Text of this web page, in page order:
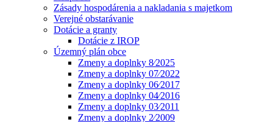
Zásady hospodárenia a nakladania s majetkom
Verejné obstarávanie
Dotácie a granty
Dotácie z IROP
Územný plán obce
Zmeny a doplnky 8⁄2025
Zmeny a doplnky 07⁄2022
Zmeny a doplnky 06⁄2017
Zmeny a doplnky 04⁄2016
Zmeny a doplnky 03⁄2011
Zmeny a doplnky 2⁄2009